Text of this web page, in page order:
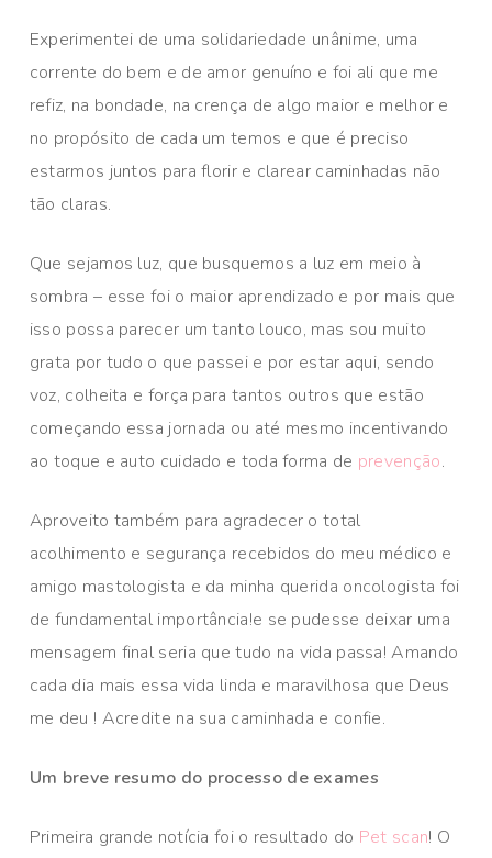
Experimentei de uma solidariedade unânime, uma
corrente do bem e de amor genuíno e foi ali que me
refiz, na bondade, na crença de algo maior e melhor e
no propósito de cada um temos e que é preciso
estarmos juntos para florir e clarear caminhadas não
tão claras.
Que sejamos luz, que busquemos a luz em meio à
sombra – esse foi o maior aprendizado e por mais que
isso possa parecer um tanto louco, mas sou muito
grata por tudo o que passei e por estar aqui, sendo
voz, colheita e força para tantos outros que estão
começando essa jornada ou até mesmo incentivando
ao toque e auto cuidado e toda forma de prevenção.
Aproveito também para agradecer o total
acolhimento e segurança recebidos do meu médico e
amigo mastologista e da minha querida oncologista foi
de fundamental importância!e se pudesse deixar uma
mensagem final seria que tudo na vida passa! Amando
cada dia mais essa vida linda e maravilhosa que Deus
me deu ! Acredite na sua caminhada e confie.
Um breve resumo do processo de exames
Primeira grande notícia foi o resultado do Pet scan! O